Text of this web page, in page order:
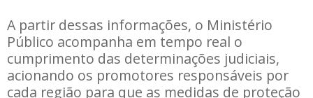
A partir dessas informações, o Ministério
Público acompanha em tempo real o
cumprimento das determinações judiciais,
acionando os promotores responsáveis por
cada região para que as medidas de proteção